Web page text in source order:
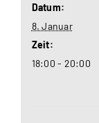
Datum:
8. Januar
Zeit:
18:00 - 20:00